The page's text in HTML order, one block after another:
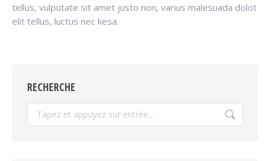
tellus, vulputate sit amet justo non, varius malesuada dolot
elit tellus, luctus nec kesa.
RECHERCHE
Recherche